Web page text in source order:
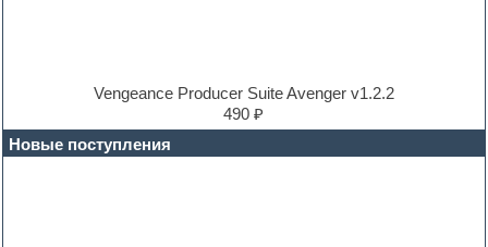
E-MU Samples
Electric guitar
Electric piano
Vengeance Producer Suite Avenger v1.2.2
490 ₽
Новые поступления